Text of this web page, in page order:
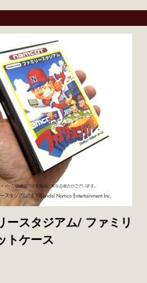
ースタジアム/ ファミリ
トケース